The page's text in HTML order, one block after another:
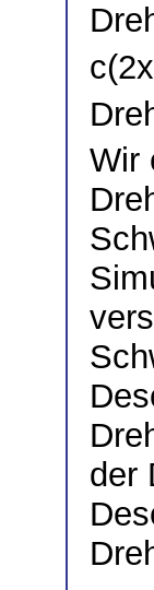
Wir
der